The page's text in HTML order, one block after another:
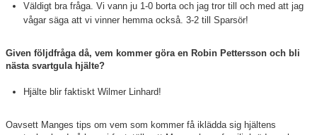
Väldigt bra fråga. Vi vann ju 1-0 borta och jag tror till och med att jag
vågar säga att vi vinner hemma också. 3-2 till Sparsör!
Given följdfråga då, vem kommer göra en Robin Pettersson och bli
nästa svartgula hjälte?
Hjälte blir faktiskt Wilmer Linhard!
Oavsett Manges tips om vem som kommer få iklädda sig hjältens